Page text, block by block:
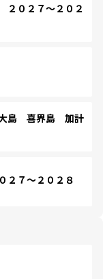
０２７～２０２
島 喜界島 加計
７～２０２８